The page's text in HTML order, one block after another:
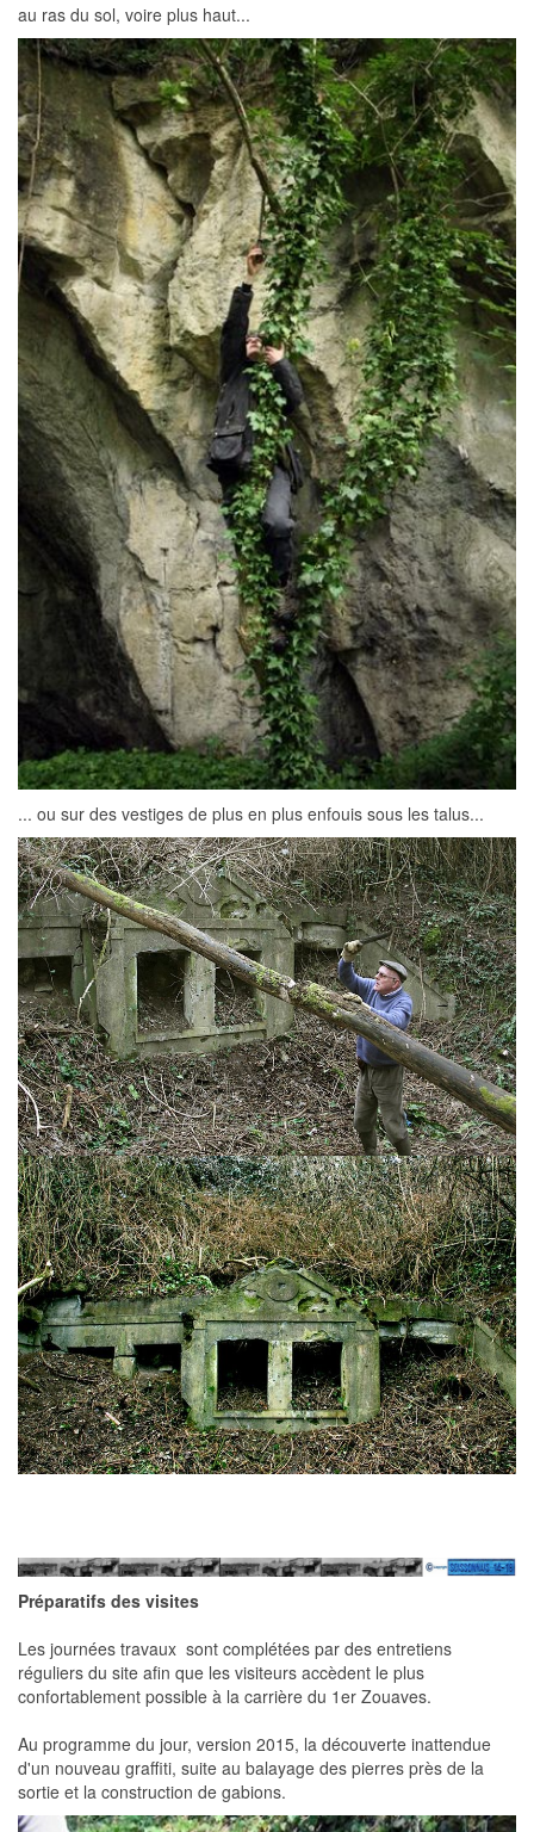
au ras du sol, voire plus haut...
... ou sur des vestiges de plus en plus enfouis sous les talus...
Préparatifs des visites
Les journées travaux sont complétées par des entretiens
réguliers du site afin que les visiteurs accèdent le plus
confortablement possible à la carrière du 1er Zouaves.
Au programme du jour, version 2015, la découverte inattendue
d'un nouveau graffiti, suite au balayage des pierres près de la
sortie et la construction de gabions.